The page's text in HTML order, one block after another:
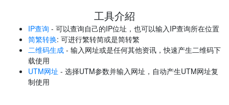
工具介紹
IP查询 - 可以查询自己的IP位址，也可以输入IP查询所在位置
简繁转换: 可进行繁转简或是简转繁
二维码生成 - 输入网址或是任何其他资讯，快速产生二维码下
载使用
UTM网址 - 选择UTM参数并输入网址，自动产生UTM网址复
制使用